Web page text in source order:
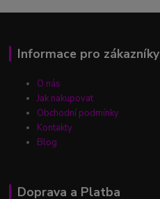
Informace pro zákazníky
O nás
Jak nakupovat
Obchodní podmínky
Kontakty
Blog
Doprava a Platba